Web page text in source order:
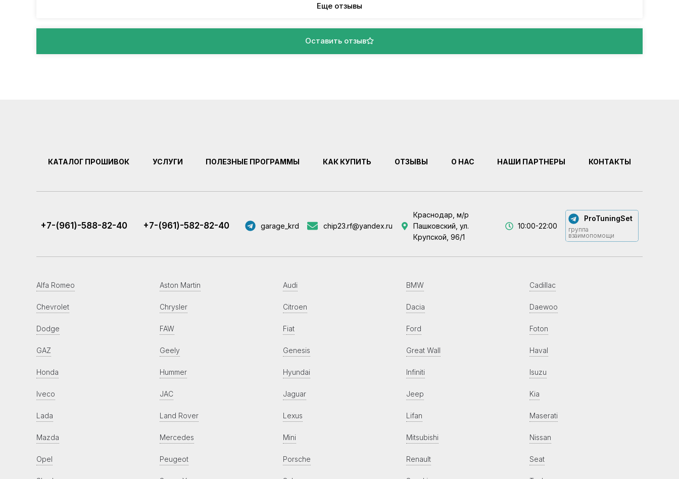
Еще отзывы
Оставить отзыв
КАТАЛОГ ПРОШИВОК УСЛУГИ ПОЛЕЗНЫЕ ПРОГРАММЫ КАК КУПИТЬ ОТЗЫВЫ О НАС НАШИ ПАРТНЕРЫ КОНТАКТЫ
+7-(961)-588-82-40 +7-(961)-582-82-40 garage_krd chip23.rf@yandex.ru
Краснодар, м/р
Пашковский, ул.
Крупской, 96/1
10:00-22:00
ProTuningSet
группа
взаимопомощи
Alfa Romeo Aston Martin Audi BMW Cadillac
Chevrolet Chrysler Citroen Dacia Daewoo
Dodge FAW Fiat Ford Foton
GAZ Geely Genesis Great Wall Haval
Honda Hummer Hyundai Infiniti Isuzu
Iveco JAC Jaguar Jeep Kia
Lada Land Rover Lexus Lifan Maserati
Mazda Mercedes Mini Mitsubishi Nissan
Opel Peugeot Porsche Renault Seat